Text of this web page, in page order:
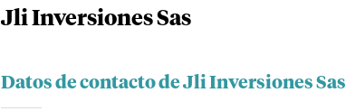
Jli Inversiones Sas
Datos de contacto de Jli Inversiones Sas